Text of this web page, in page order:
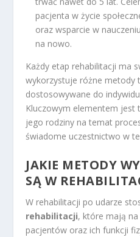
pacjenta w życie
oraz wsparcie w
na nowo.
Każdy etap rehabilitacji ma
wykorzystuje różne metody
dostosowywane do
Kluczowym elementem jest
jego rodziny na temat
świadome uczestnictwo w
JAKIE METODY
SĄ W
W rehabilitacji po udarze
rehabilitacji, które mają
pacjentów oraz ich funkcji